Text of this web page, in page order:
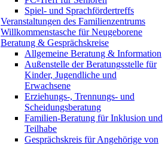
Spiel- und Sprachfördertreffs
Veranstaltungen des Familienzentrums
Willkommenstasche für Neugeborene
Beratung & Gesprächskreise
Allgemeine Beratung & Information
Außenstelle der Beratungsstelle für
Kinder, Jugendliche und
Erwachsene
Erziehungs-, Trennungs- und
Scheidungsberatung
Familien-Beratung für Inklusion und
Teilhabe
Gesprächskreis für Angehörige von